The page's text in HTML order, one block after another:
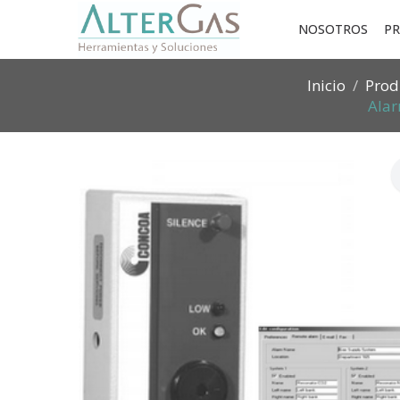
NOSOTROS
Inicio